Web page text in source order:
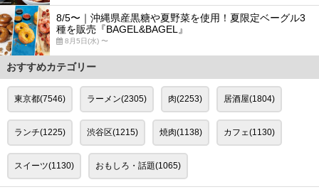
8/5〜｜沖縄県産黒糖や夏野菜を使用！夏限定ベーグル3
種を販売『BAGEL&BAGEL』
8月5日(水) 〜
おすすめカテゴリー
東京都(7546) ラーメン(2305) 肉(2253) 居酒屋(1804)
ランチ(1225) 渋谷区(1215) 焼肉(1138) カフェ(1130)
スイーツ(1130) おもしろ・話題(1065)